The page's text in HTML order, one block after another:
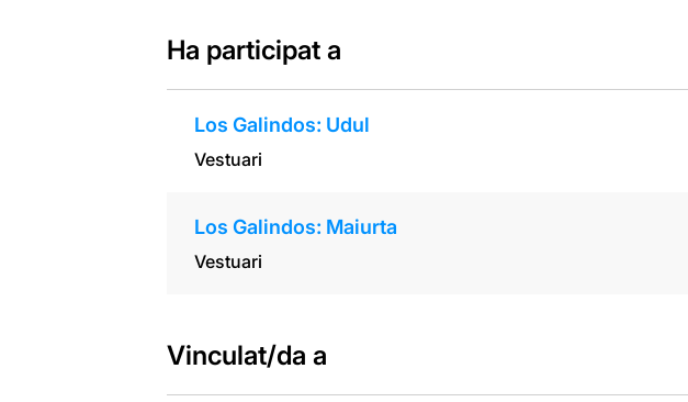
Ha participat a
Los Galindos: Udul
Vestuari
Los Galindos: Maiurta
Vestuari
Vinculat/da a